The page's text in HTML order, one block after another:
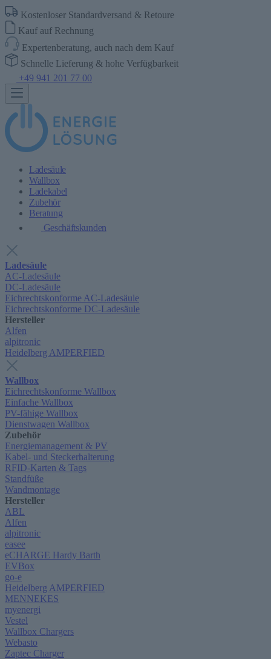
Kostenloser Standardversand & Retoure
Kauf auf Rechnung
Expertenberatung, auch nach dem Kauf
Schnelle Lieferung & hohe Verfügbarkeit
+49 941 201 77 00
Ladesäule
Wallbox
Ladekabel
Zubehör
Beratung
Geschäftskunden
Ladesäule
AC-Ladesäule
DC-Ladesäule
Eichrechtskonforme AC-Ladesäule
Eichrechtskonforme DC-Ladesäule
Hersteller
Alfen
alpitronic
Heidelberg AMPERFIED
Wallbox
Eichrechtskonforme Wallbox
Einfache Wallbox
PV-fähige Wallbox
Dienstwagen Wallbox
Zubehör
Energiemanagement & PV
Kabel- und Steckerhalterung
RFID-Karten & Tags
Standfüße
Wandmontage
Hersteller
ABL
Alfen
alpitronic
easee
eCHARGE Hardy Barth
EVBox
go-e
Heidelberg AMPERFIED
MENNEKES
myenergi
Vestel
Wallbox Chargers
Webasto
Zaptec Charger